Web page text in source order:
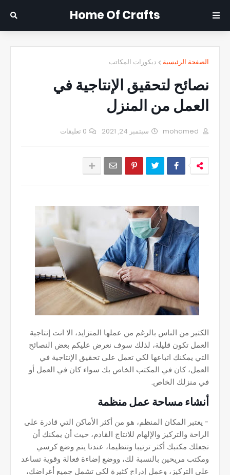
Home Of Crafts
الصفحة الرئيسية ديكورات المكاتب
نصائح لتحقيق الإنتاجية في
العمل من المنزل
سبتمبر 24, 2021 0 تعليقات
الكثير من الناس بالرغم من عملها المتزايد، الا انت إنتاجية
العمل تكون قليلة، لذلك سوف نعرض عليكم بعض النصائح
التي يمكنك اتباعها لكي تعمل على تحقيق الإنتاجية في
العمل، كان في المكتب الخاص بك سواء كان في العمل أو
في منزلك الخاص.
أنشاء مساحة عمل منظمة
- يعتبر المكان المنظم، هو من أكثر الأماكن التي قادرة على
الراحة والتركيز والإلهام للانتاج القادم، حيث أن يمكنك أن
تجعلك مكتبك أكثر ترتيبا وتنظيما، عندنا يتم وضع كرسي
ومكتب مريحين بالنسبة لك، ووضع إضاءة فعالة وقوية تساعد
على التركيز، وعمل إدراج كثيرة لكي تشمل جميع أغراضك،